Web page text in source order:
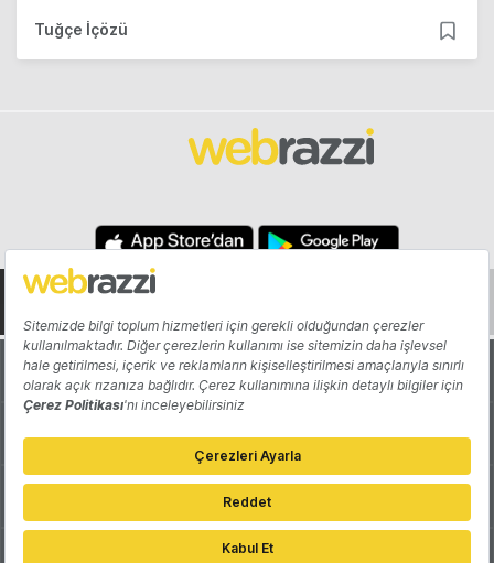
Tuğçe İçözü
Hakkında Yazarlar
Katkıda Bulun Reklam